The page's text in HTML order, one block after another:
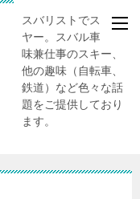
スバリストでスキー
ヤー。スバル車、趣
味兼仕事のスキー、
他の趣味（自転車、
鉄道）など色々な話
題をご提供しており
ます。